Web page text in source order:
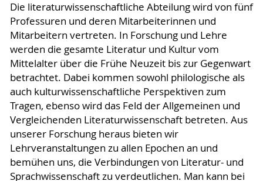
Die literaturwissenschaftliche Abteilung wird von fünf
Professuren und deren Mitarbeiterinnen und
Mitarbeitern vertreten. In Forschung und Lehre
werden die gesamte Literatur und Kultur vom
Mittelalter über die Frühe Neuzeit bis zur Gegenwart
betrachtet. Dabei kommen sowohl philologische als
auch kulturwissenschaftliche Perspektiven zum
Tragen, ebenso wird das Feld der Allgemeinen und
Vergleichenden Literaturwissenschaft betreten. Aus
unserer Forschung heraus bieten wir
Lehrveranstaltungen zu allen Epochen an und
bemühen uns, die Verbindungen von Literatur- und
Sprachwissenschaft zu verdeutlichen. Man kann bei